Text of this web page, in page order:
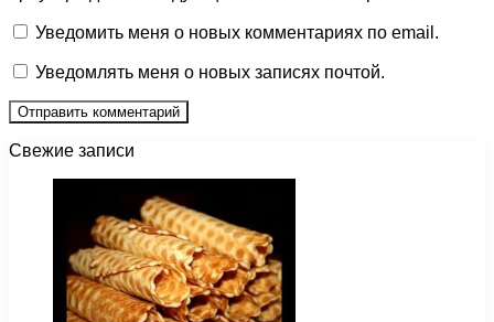
Уведомить меня о новых комментариях по email.
Уведомлять меня о новых записях почтой.
Свежие записи